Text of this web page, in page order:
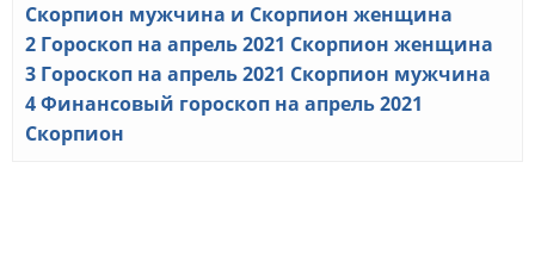
Скорпион мужчина и Скорпион женщина
2 Гороскоп на апрель 2021 Скорпион женщина
3 Гороскоп на апрель 2021 Скорпион мужчина
4Финансовый гороскоп на апрель 2021
Скорпион